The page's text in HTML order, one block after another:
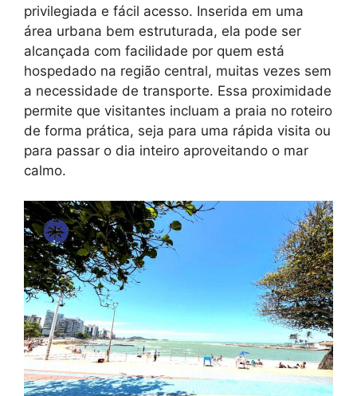
privilegiada e fácil acesso. Inserida em uma
área urbana bem estruturada, ela pode ser
alcançada com facilidade por quem está
hospedado na região central, muitas vezes sem
a necessidade de transporte. Essa proximidade
permite que visitantes incluam a praia no roteiro
de forma prática, seja para uma rápida visita ou
para passar o dia inteiro aproveitando o mar
calmo.